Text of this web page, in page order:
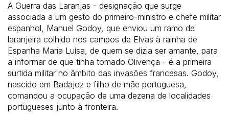
A Guerra das Laranjas - designação que surge
associada a um gesto do primeiro-ministro e chefe militar
espanhol, Manuel Godoy, que enviou um ramo de
laranjeira colhido nos campos de Elvas à rainha de
Espanha Maria Luísa, de quem se dizia ser amante, para
a informar de que tinha tomado Olivença - é a primeira
surtida militar no âmbito das invasões francesas. Godoy,
nascido em Badajoz e filho de mãe portuguesa,
comandou a ocupação de uma dezena de localidades
portugueses junto à fronteira.